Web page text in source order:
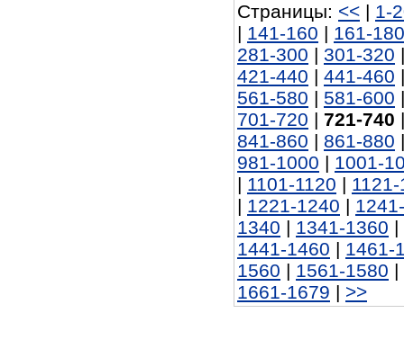
Страницы: << | 1-
| 141-160 | 161-180
281-300 | 301-320 |
421-440 | 441-460 |
561-580 | 581-600 |
701-720 | 721-740 |
841-860 | 861-880 |
981-1000 | 1001-
| 1101-1120 |
| 1221-1240 |
1340 | 1341-1360 |
1441-1460 | 1461-
1560 | 1561-1580 |
1661-1679 | >>